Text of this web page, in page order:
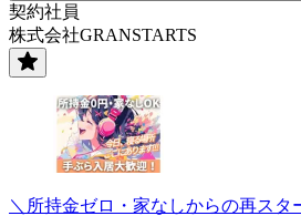
契約社員
株式会社GRANSTARTS
＼所持金ゼロ・家なしからの再スタ